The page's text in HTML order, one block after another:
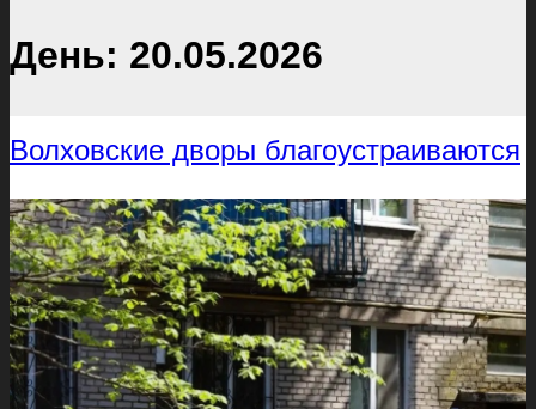
День: 20.05.2026
Волховские дворы благоустраиваются